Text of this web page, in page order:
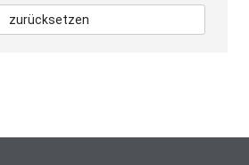
zurücksetzen